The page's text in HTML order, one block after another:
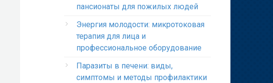
пансионаты для пожилых людей
Энергия молодости: микротоковая
терапия для лица и
профессиональное оборудование
Паразиты в печени: виды,
симптомы и методы профилактики